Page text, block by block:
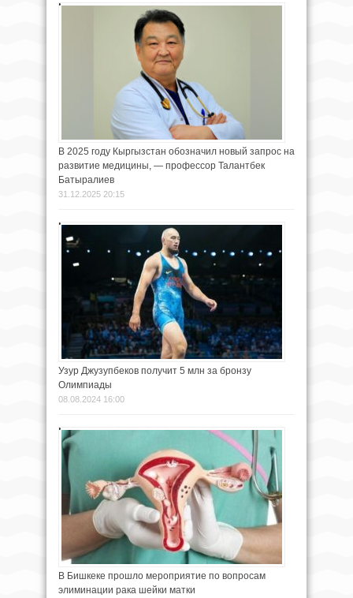
В 2025 году Кыргызстан обозначил новый запрос на
развитие медицины, — профессор Талантбек
Батыралиев
31.12.2025 20:15
Узур Джузупбеков получит 5 млн за бронзу
Олимпиады
08.08.2024 16:00
В Бишкеке прошло мероприятие по вопросам
элиминации рака шейки матки